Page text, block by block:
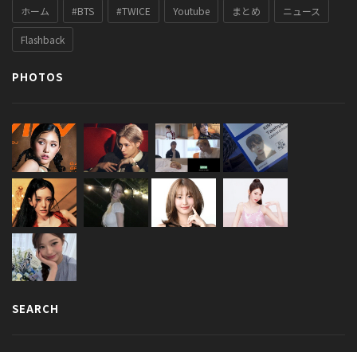
ホーム #BTS #TWICE Youtube まとめ ニュース
Flashback
PHOTOS
SEARCH